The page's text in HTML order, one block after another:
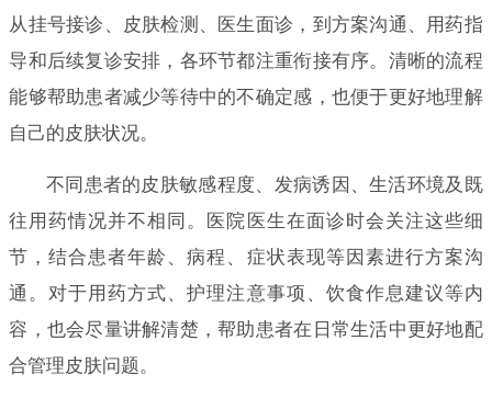
从挂号接诊、皮肤检测、医生面诊，到方案沟通、用药指
导和后续复诊安排，各环节都注重衔接有序。清晰的流程
能够帮助患者减少等待中的不确定感，也便于更好地理解
自己的皮肤状况。
不同患者的皮肤敏感程度、发病诱因、生活环境及既
往用药情况并不相同。医院医生在面诊时会关注这些细
节，结合患者年龄、病程、症状表现等因素进行方案沟
通。对于用药方式、护理注意事项、饮食作息建议等内
容，也会尽量讲解清楚，帮助患者在日常生活中更好地配
合管理皮肤问题。